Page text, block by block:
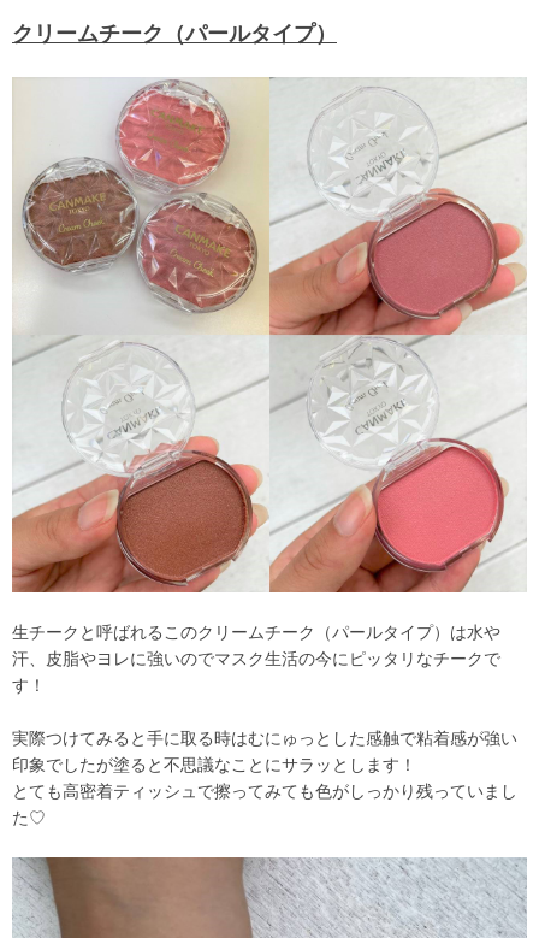
クリームチーク（パールタイプ）
生チークと呼ばれるこのクリームチーク（パールタイプ）は水や
汗、皮脂やヨレに強いのでマスク生活の今にピッタリなチークで
す！
実際つけてみると手に取る時はむにゅっとした感触で粘着感が強い
印象でしたが塗ると不思議なことにサラッとします！
とても高密着ティッシュで擦ってみても色がしっかり残っていまし
た♡